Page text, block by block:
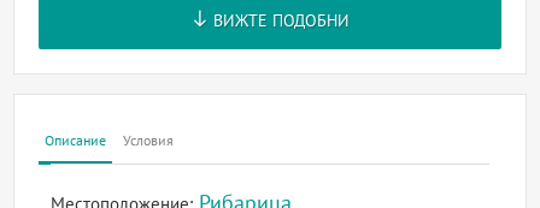
ВИЖТЕ ПОДОБНИ
Описание Условия